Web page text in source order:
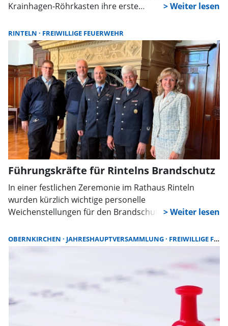
Krainhagen-Röhrkasten ihre erste
abgehalten. Im Mittelpunkt standen Berichte aus den
Abteilungen, Beförderungen, Ehrungen sowie die
weitere Entwicklung der Orts- und Stadtfeuerwehr.
RINTELN FREIWILLIGE FEUERWEHR
Führungskräfte für Rintelns Brandschutz
In einer festlichen Zeremonie im Rathaus Rinteln
wurden kürzlich wichtige personelle
Weichenstellungen für den Brandschutz im Stadtgebiet
besonders für die Sicherheit der Bürgerinnen und
Bürger einsetzen. Reinhard Möller trat seine fünfte
Amtszeit als Ortsbrandmeister der Ortsfeuerwehr Ahe
an. Er übernimmt damit erneut die Leitung der Wehr.
OBERNKIRCHEN JAHRESHAUPTVERSAMMLUNG FREIWILLIGE FEUERWEHR